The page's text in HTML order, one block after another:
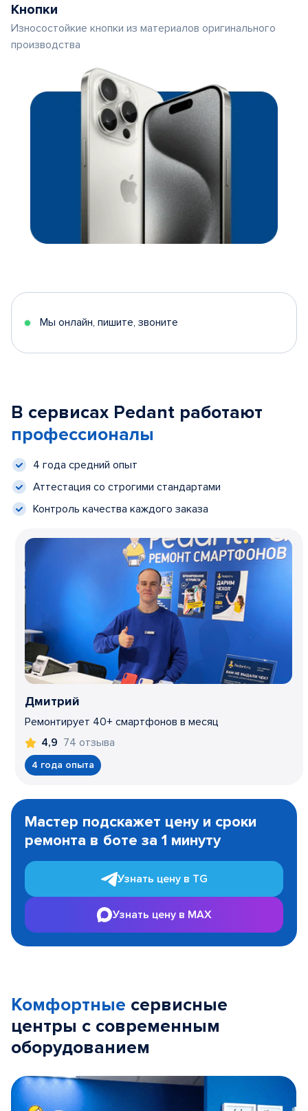
Кнопки
Износостойкие кнопки из материалов оригинального
производства
Мы онлайн, пишите, звоните
В сервисах Pedant работают
профессионалы
4 года средний опыт
Аттестация со строгими стандартами
Контроль качества каждого заказа
Дмитрий
Ремонтирует 40+ смартфонов в месяц
4,9 74 отзыва
4 года опыта
1
Мастер подскажет цену и сроки
ремонта в боте за 1 минуту
Узнать цену в TG
Узнать цену в MAX
Комфортные сервисные
центры с современным
оборудованием